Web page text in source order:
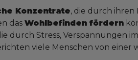
Konzentrate, die durch
das Wohlbefinden fördern
durch Stress, Verspannungen
viele Menschen von